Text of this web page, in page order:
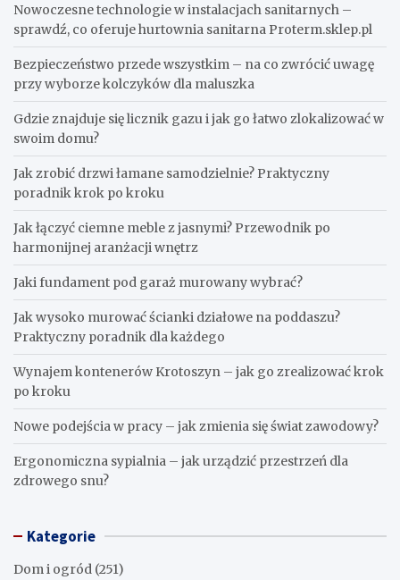
Nowoczesne technologie w instalacjach sanitarnych –
sprawdź, co oferuje hurtownia sanitarna Proterm.sklep.pl
Bezpieczeństwo przede wszystkim – na co zwrócić uwagę
przy wyborze kolczyków dla maluszka
Gdzie znajduje się licznik gazu i jak go łatwo zlokalizować w
swoim domu?
Jak zrobić drzwi łamane samodzielnie? Praktyczny
poradnik krok po kroku
Jak łączyć ciemne meble z jasnymi? Przewodnik po
harmonijnej aranżacji wnętrz
Jaki fundament pod garaż murowany wybrać?
Jak wysoko murować ścianki działowe na poddaszu?
Praktyczny poradnik dla każdego
Wynajem kontenerów Krotoszyn – jak go zrealizować krok
po kroku
Nowe podejścia w pracy – jak zmienia się świat zawodowy?
Ergonomiczna sypialnia – jak urządzić przestrzeń dla
zdrowego snu?
Kategorie
Dom i ogród (251)